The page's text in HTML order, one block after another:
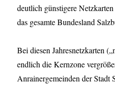
deutlich günstigere
das gesamte Bundesland
Bei diesen Jahresnetzkarten
endlich die Kernzone
Anrainergemeinden der